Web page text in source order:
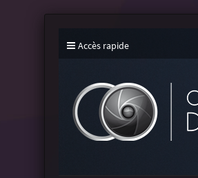
Accès rapide